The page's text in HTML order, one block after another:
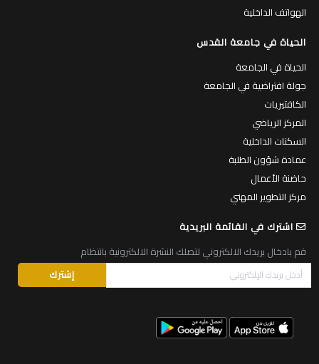
الهواتف الداخلية
الحياة في جامعة القدس
الحياة في الجامعة
جولة افتراضية في الجامعة
الكافتيريات
المركز الرياضي
السكنات الداخلية
عمادة شؤون الطلبة
حاضنة الأعمال
مركز التطوير المهني
اشترك في القائمة البريدية
قم بادخال بريدك الالكتروني لتصلك النشرة الالكترونية بانتظام